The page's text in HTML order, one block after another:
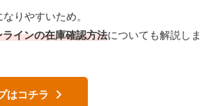
りやすいため。
インの在庫確認方法についても解説しま
はコチラ